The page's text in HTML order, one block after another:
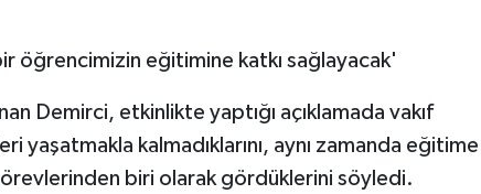
öğrencimizin eğitimine katkı sağlayacak'
Demirci, etkinlikte yaptığı açıklamada vakıf
yaşatmakla kalmadıklarını, aynı zamanda eğitime
biri olarak gördüklerini söyledi.